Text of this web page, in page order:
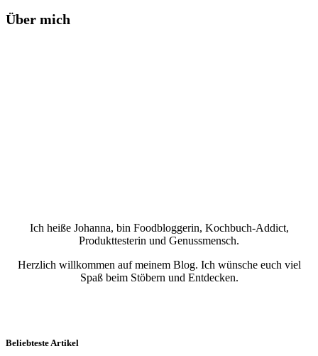
Über mich
Ich heiße Johanna, bin Foodbloggerin, Kochbuch-Addict,
Produkttesterin und Genussmensch.
Herzlich willkommen auf meinem Blog. Ich wünsche euch viel
Spaß beim Stöbern und Entdecken.
Beliebteste Artikel